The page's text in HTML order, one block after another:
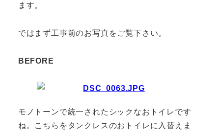
ます。
ではまず工事前のお写真をご覧下さい。
BEFORE
モノトーンで統一されたシックなおトイレです
ね。こちらをタンクレスのおトイレに入替えま